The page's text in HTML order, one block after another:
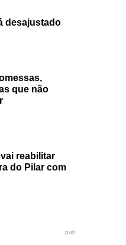
desajustado
que não
reabilitar
do Pilar com
pub